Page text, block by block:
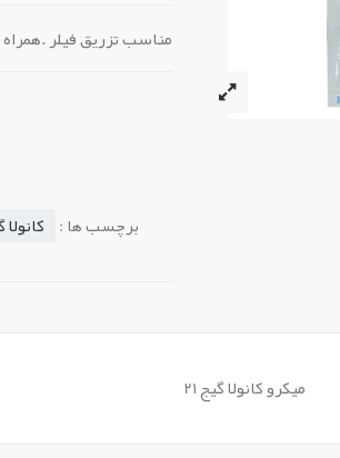
مناسب تزریق فیلر .همراه
برچسب ها : کانولا
میکرو کانولا گیج 21